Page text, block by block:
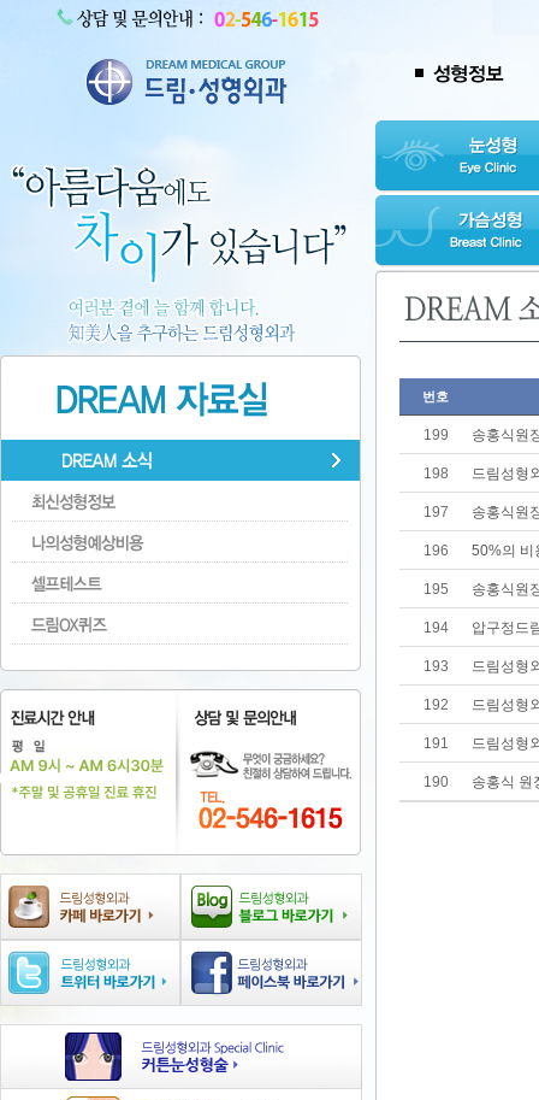
번호
199 송홍식원
198 드림성형
197 송홍식원
196 50%의 비
195 송홍식원
194 압구정드
193 드림성형
192 드림성형
191 드림성형
190 송홍식 원